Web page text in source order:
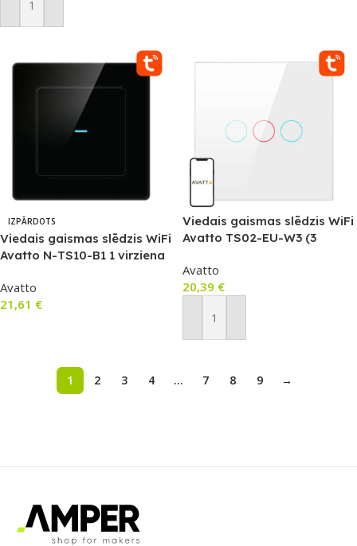
Pievienot Grozam
IZPĀRDOTS
Viedais gaismas slēdzis WiFi
Avatto N-TS10-B1 1 virziena
Avatto
21,61 €
Viedais gaismas slēdzis WiFi
Avatto TS02-EU-W3 (3
balts)
Avatto
20,39 €
Pievienot Grozam
1 2 3 4 … 7 8 9 →